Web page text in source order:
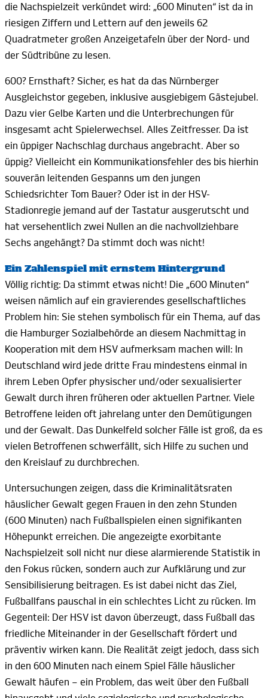
die Nachspielzeit verkündet wird: „600 Minuten“ ist da in
riesigen Ziffern und Lettern auf den jeweils 62
Quadratmeter großen Anzeigetafeln über der Nord- und
der Südtribüne zu lesen.
600? Ernsthaft? Sicher, es hat da das Nürnberger
Ausgleichstor gegeben, inklusive ausgiebigem Gästejubel.
Dazu vier Gelbe Karten und die Unterbrechungen für
insgesamt acht Spielerwechsel. Alles Zeitfresser. Da ist
ein üppiger Nachschlag durchaus angebracht. Aber so
üppig? Vielleicht ein Kommunikationsfehler des bis hierhin
souverän leitenden Gespanns um den jungen
Schiedsrichter Tom Bauer? Oder ist in der HSV-
Stadionregie jemand auf der Tastatur ausgerutscht und
hat versehentlich zwei Nullen an die nachvollziehbare
Sechs angehängt? Da stimmt doch was nicht!
Ein Zahlenspiel mit ernstem Hintergrund
Völlig richtig: Da stimmt etwas nicht! Die „600 Minuten“
weisen nämlich auf ein gravierendes gesellschaftliches
Problem hin: Sie stehen symbolisch für ein Thema, auf das
die Hamburger Sozialbehörde an diesem Nachmittag in
Kooperation mit dem HSV aufmerksam machen will: In
Deutschland wird jede dritte Frau mindestens einmal in
ihrem Leben Opfer physischer und/oder sexualisierter
Gewalt durch ihren früheren oder aktuellen Partner. Viele
Betroffene leiden oft jahrelang unter den Demütigungen
und der Gewalt. Das Dunkelfeld solcher Fälle ist groß, da es
vielen Betroffenen schwerfällt, sich Hilfe zu suchen und
den Kreislauf zu durchbrechen.
Untersuchungen zeigen, dass die Kriminalitätsraten
häuslicher Gewalt gegen Frauen in den zehn Stunden
(600 Minuten) nach Fußballspielen einen signifikanten
Höhepunkt erreichen. Die angezeigte exorbitante
Nachspielzeit soll nicht nur diese alarmierende Statistik in
den Fokus rücken, sondern auch zur Aufklärung und zur
Sensibilisierung beitragen. Es ist dabei nicht das Ziel,
Fußballfans pauschal in ein schlechtes Licht zu rücken. Im
Gegenteil: Der HSV ist davon überzeugt, dass Fußball das
friedliche Miteinander in der Gesellschaft fördert und
präventiv wirken kann. Die Realität zeigt jedoch, dass sich
in den 600 Minuten nach einem Spiel Fälle häuslicher
Gewalt häufen – ein Problem, das weit über den Fußball